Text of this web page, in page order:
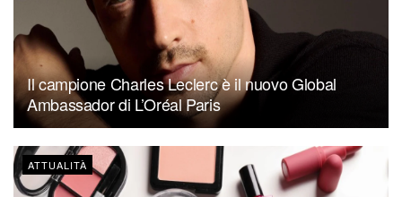
Il campione Charles Leclerc è il nuovo Global
Ambassador di L’Oréal Paris
ATTUALITÀ